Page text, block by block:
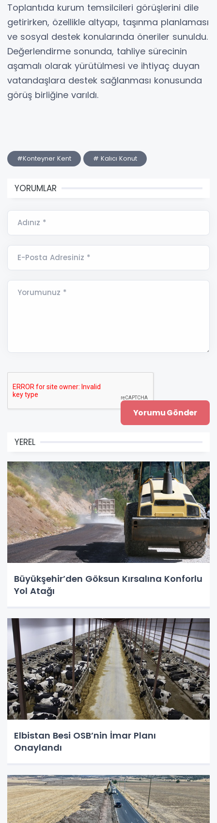
Toplantıda kurum temsilcileri görüşlerini dile
getirirken, özellikle altyapı, taşınma planlaması
ve sosyal destek konularında öneriler sunuldu.
Değerlendirme sonunda, tahliye sürecinin
aşamalı olarak yürütülmesi ve ihtiyaç duyan
vatandaşlara destek sağlanması konusunda
görüş birliğine varıldı.
#Konteyner Kent # Kalıcı Konut
YORUMLAR
Adınız *
E-Posta Adresiniz *
Yorumunuz *
YEREL
Büyükşehir’den Göksun Kırsalına Konforlu
Yol Atağı
Elbistan Besi OSB’nin İmar Planı
Onaylandı